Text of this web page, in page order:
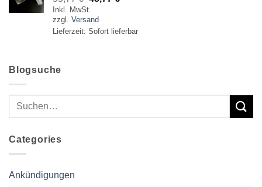
Preis
war:
55,77 €48,77 €.
Inkl. MwSt.
zzgl. Versand
Lieferzeit: Sofort lieferbar
Blogsuche
Categories
Ankündigungen